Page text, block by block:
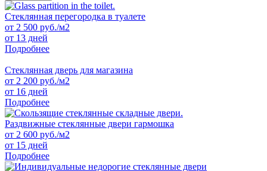
Стеклянная перегородка в туалете
от 2 500 руб./м2
от 13 дней
Подробнее
Стеклянная дверь для магазина
от 2 200 руб./м2
от 16 дней
Подробнее
Раздвижные стеклянные двери гармошка
от 2 600 руб./м2
от 15 дней
Подробнее